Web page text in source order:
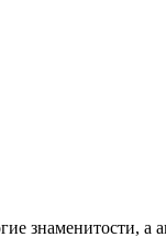
знаменитости, а